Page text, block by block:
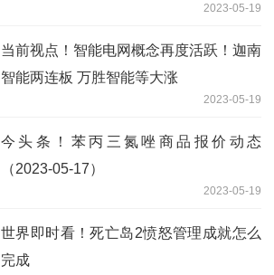
2023-05-19
当前视点！智能电网概念再度活跃！迦南
智能两连板 万胜智能等大涨
2023-05-19
今头条！苯丙三氮唑商品报价动态
（2023-05-17）
2023-05-19
世界即时看！死亡岛2愤怒管理成就怎么
完成